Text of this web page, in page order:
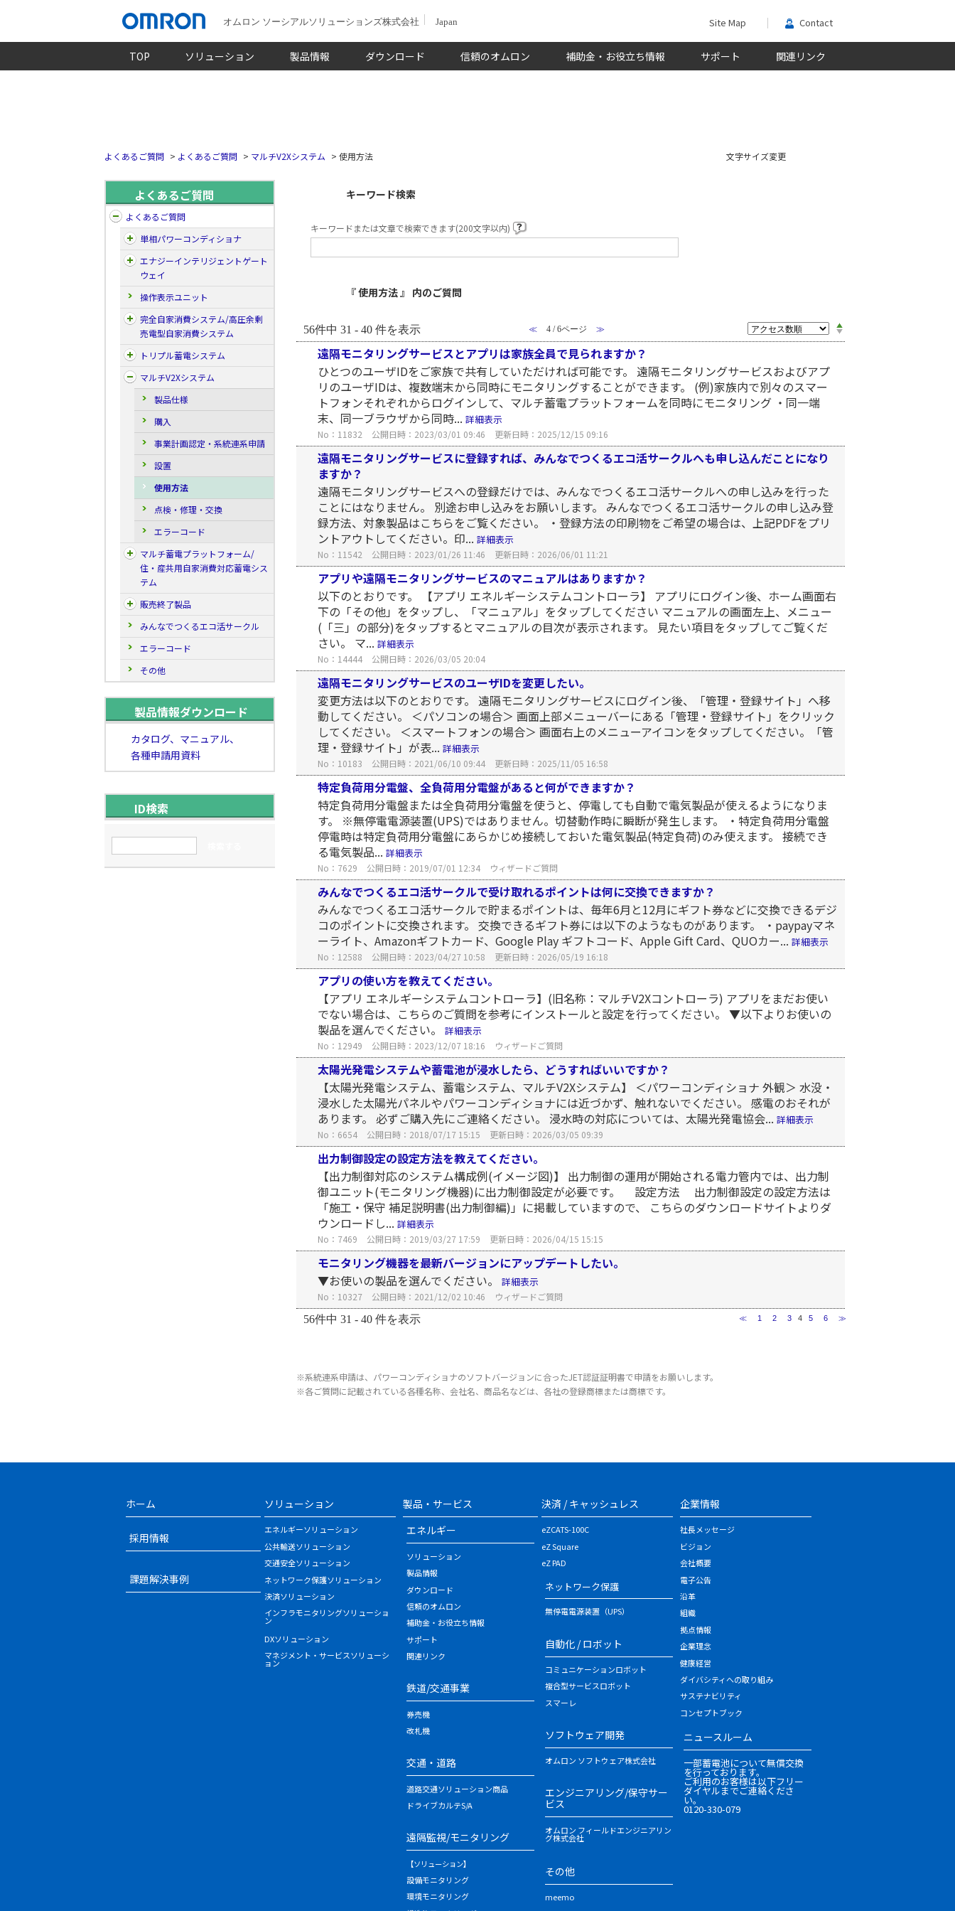
オムロン ソーシアルソリューションズ株式会社 Japan Site Map Contact
TOP ソリューション 製品情報 ダウンロード 信頼のオムロン 補助金・お役立ち情報 サポート 関連リンク
文字サイズ変更
よくあるご質問 > よくあるご質問 > マルチV2Xシステム > 使用方法
よくあるご質問
よくあるご質問
単相パワーコンディショナ
エナジーインテリジェントゲート
ウェイ
操作表示ユニット
完全自家消費システム/高圧余剰
売電型自家消費システム
トリプル蓄電システム
マルチV2Xシステム
製品仕様
購入
事業計画認定・系統連系申請
設置
使用方法
点検・修理・交換
エラーコード
マルチ蓄電プラットフォーム/
住・産共用自家消費対応蓄電シス
テム
販売終了製品
みんなでつくるエコ活サークル
エラーコード
その他
製品情報ダウンロード
カタログ、マニュアル、
各種申請用資料
ID検索
キーワード検索
キーワードまたは文章で検索できます(200文字以内)
『 使用方法 』 内のご質問
56件中 31 - 40 件を表示 ≪ 4 / 6ページ ≫
遠隔モニタリングサービスとアプリは家族全員で見られますか？
ひとつのユーザIDをご家族で共有していただければ可能です。 遠隔モニタリングサービスおよびアプ
リのユーザIDは、複数端末から同時にモニタリングすることができます。 (例)家族内で別々のスマー
トフォンそれぞれからログインして、マルチ蓄電プラットフォームを同時にモニタリング ・同一端
末、同一ブラウザから同時... 詳細表示
No：11832 公開日時：2023/03/01 09:46 更新日時：2025/12/15 09:16
遠隔モニタリングサービスに登録すれば、みんなでつくるエコ活サークルへも申し込んだことになり
ますか？
遠隔モニタリングサービスへの登録だけでは、みんなでつくるエコ活サークルへの申し込みを行った
ことにはなりません。 別途お申し込みをお願いします。 みんなでつくるエコ活サークルの申し込み登
録方法、対象製品はこちらをご覧ください。 ・登録方法の印刷物をご希望の場合は、上記PDFをプリ
ントアウトしてください。印... 詳細表示
No：11542 公開日時：2023/01/26 11:46 更新日時：2026/06/01 11:21
アプリや遠隔モニタリングサービスのマニュアルはありますか？
以下のとおりです。 【アプリ エネルギーシステムコントローラ】 アプリにログイン後、ホーム画面右
下の「その他」をタップし、「マニュアル」をタップしてください マニュアルの画面左上、メニュー
(「三」の部分)をタップするとマニュアルの目次が表示されます。 見たい項目をタップしてご覧くだ
さい。 マ... 詳細表示
No：14444 公開日時：2026/03/05 20:04
遠隔モニタリングサービスのユーザIDを変更したい。
変更方法は以下のとおりです。 遠隔モニタリングサービスにログイン後、「管理・登録サイト」へ移
動してください。 ＜パソコンの場合＞ 画面上部メニューバーにある「管理・登録サイト」をクリック
してください。 ＜スマートフォンの場合＞ 画面右上のメニューアイコンをタップしてください。「管
理・登録サイト」が表... 詳細表示
No：10183 公開日時：2021/06/10 09:44 更新日時：2025/11/05 16:58
特定負荷用分電盤、全負荷用分電盤があると何ができますか？
特定負荷用分電盤または全負荷用分電盤を使うと、停電しても自動で電気製品が使えるようになりま
す。 ※無停電電源装置(UPS)ではありません。切替動作時に瞬断が発生します。 ・特定負荷用分電盤
停電時は特定負荷用分電盤にあらかじめ接続しておいた電気製品(特定負荷)のみ使えます。 接続でき
る電気製品... 詳細表示
No：7629 公開日時：2019/07/01 12:34 ウィザードご質問
みんなでつくるエコ活サークルで受け取れるポイントは何に交換できますか？
みんなでつくるエコ活サークルで貯まるポイントは、毎年6月と12月にギフト券などに交換できるデジ
コのポイントに交換されます。 交換できるギフト券には以下のようなものがあります。 ・paypayマネ
ーライト、Amazonギフトカード、Google Play ギフトコード、Apple Gift Card、QUOカー... 詳細表示
No：12588 公開日時：2023/04/27 10:58 更新日時：2026/05/19 16:18
アプリの使い方を教えてください。
【アプリ エネルギーシステムコントローラ】(旧名称：マルチV2Xコントローラ) アプリをまだお使い
でない場合は、こちらのご質問を参考にインストールと設定を行ってください。 ▼以下よりお使いの
製品を選んでください。
詳細表示
No：12949 公開日時：2023/12/07 18:16 ウィザードご質問
太陽光発電システムや蓄電池が浸水したら、どうすればいいですか？
【太陽光発電システム、蓄電システム、マルチV2Xシステム】 ＜パワーコンディショナ 外観＞ 水没・
浸水した太陽光パネルやパワーコンディショナには近づかず、触れないでください。 感電のおそれが
あります。 必ずご購入先にご連絡ください。 浸水時の対応については、太陽光発電協会... 詳細表示
No：6654 公開日時：2018/07/17 15:15 更新日時：2026/03/05 09:39
出力制御設定の設定方法を教えてください。
【出力制御対応のシステム構成例(イメージ図)】 出力制御の運用が開始される電力管内では、出力制
御ユニット(モニタリング機器)に出力制御設定が必要です。 設定方法 出力制御設定の設定方法は
「施工・保守 補足説明書(出力制御編)」に掲載していますので、 こちらのダウンロードサイトよりダ
ウンロードし... 詳細表示
No：7469 公開日時：2019/03/27 17:59 更新日時：2026/04/15 15:15
モニタリング機器を最新バージョンにアップデートしたい。
▼お使いの製品を選んでください。
詳細表示
No：10327 公開日時：2021/12/02 10:46
ウィザードご質問
56件中 31 - 40 件を表示
≪ 1 2 3 4 5 6 ≫
※系統連系申請は、パワーコンディショナのソフトバージョンに合ったJET認証証明書で申請をお願いします。
※各ご質問に記載されている各種名称、会社名、商品名などは、各社の登録商標または商標です。
ホーム
採用情報
課題解決事例
ソリューション
エネルギーソリューション
公共輸送ソリューション
交通安全ソリューション
ネットワーク保護ソリューション
決済ソリューション
インフラモニタリングソリューショ
ン
DXソリューション
マネジメント・サービスソリューシ
ョン
製品・サービス
エネルギー
ソリューション
製品情報
ダウンロード
信頼のオムロン
補助金・お役立ち情報
サポート
関連リンク
鉄道/交通事業
券売機
改札機
交通・道路
道路交通ソリューション商品
ドライブカルテS/A
遠隔監視/モニタリング
【ソリューション】
設備モニタリング
環境モニタリング
決済 / キャッシュレス
eZCATS-100C
eZ Square
eZ PAD
ネットワーク保護
無停電電源装置（UPS）
自動化 / ロボット
コミュニケーションロボット
複合型サービスロボット
スマーレ
ソフトウェア開発
オムロン ソフトウェア株式会社
エンジニアリング/保守サー
ビス
オムロン フィールドエンジニアリン
グ株式会社
その他
meemo
企業情報
社長メッセージ
ビジョン
会社概要
電子公告
沿革
組織
拠点情報
企業理念
健康経営
ダイバシティへの取り組み
サステナビリティ
コンセプトブック
ニュースルーム
一部蓄電池について無償交換
を行っております。
ご利用のお客様は以下フリー
ダイヤルまでご連絡くださ
い。
0120-330-079